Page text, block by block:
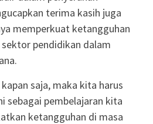
terima kasih juga
memperkuat ketangguhan
pendidikan dalam
saja, maka kita harus
sebagai pembelajaran kita
ketangguhan di masa